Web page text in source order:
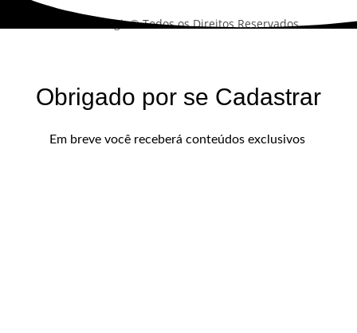
©2022. AVS Tecnologia® Todos os Direitos Reservados.
Obrigado por se Cadastrar
Em breve você receberá conteúdos exclusivos